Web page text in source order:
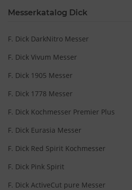
Messerkatalog Dick
F. Dick DarkNitro Messer
F. Dick Vivum Messer
F. Dick 1905 Messer
F. Dick 1778 Messer
F. Dick Kochmesser Premier Plus
F. Dick Eurasia Messer
F. Dick Red Spirit Kochmesser
F. Dick Pink Spirit
F. Dick ActiveCut pure Messer